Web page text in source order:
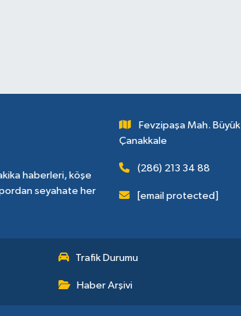
haberleri, köşe
seyahate her
Fevzipaşa Mah.
Çanakkale
(286) 213 34 88
[email protected]
Trafik Durumu
Haber Arşivi